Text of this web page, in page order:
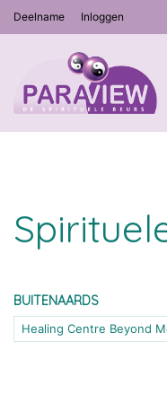
Deelname Inloggen
BUITENAARDS
Healing Centre Beyond